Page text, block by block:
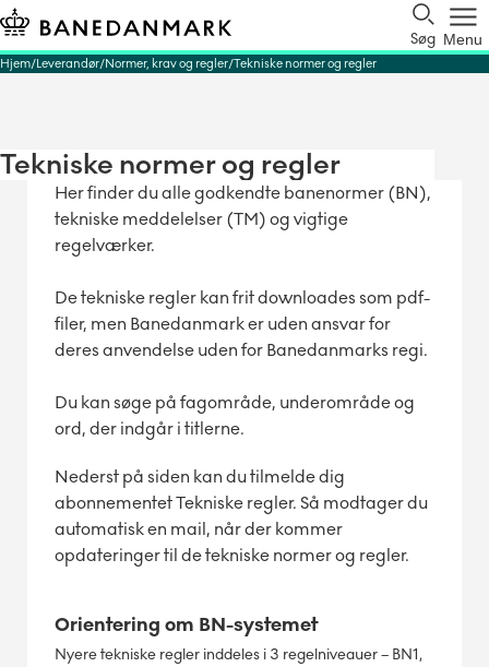
Søg Menu
Hjem Leverandør Normer, krav og regler Tekniske normer og regler
Tekniske normer og regler
Her finder du alle godkendte banenormer (BN),
tekniske meddelelser (TM) og vigtige
regelværker.
De tekniske regler kan frit downloades som pdf-
filer, men Banedanmark er uden ansvar for
deres anvendelse uden for Banedanmarks regi.
Du kan søge på fagområde, underområde og
ord, der indgår i titlerne.
Nederst på siden kan du tilmelde dig
abonnementet Tekniske regler. Så modtager du
automatisk en mail, når der kommer
opdateringer til de tekniske normer og regler.
Orientering om BN-systemet
Nyere tekniske regler inddeles i 3 regelniveauer – BN1,